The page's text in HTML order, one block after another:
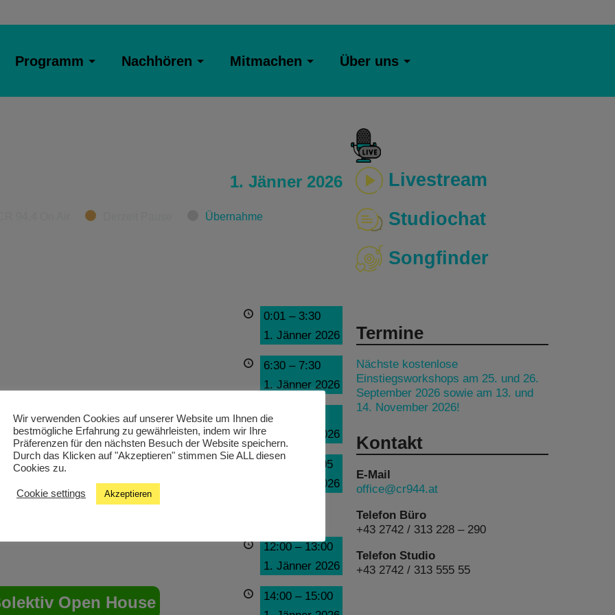
Programm Nachhören Mitmachen Über uns
1. Jänner 2026
Übernahme
0:01 – 3:30
1. Jänner 2026
6:30 – 7:30
1. Jänner 2026
7:30
1. Jänner 2026
10:05
1. Jänner 2026
12:00 – 13:00
1. Jänner 2026
Open House 14:00 – 15:00
Livestream
Studiochat
Songfinder
Termine
Nächste kostenlose
Einstiegsworkshops am 25. und 26.
September 2026 sowie am 13. und
14. November 2026!
Kontakt
E-Mail
office@cr944.at
Telefon Büro
+43 2742 / 313 228 – 290
Telefon Studio
+43 2742 / 313 555 55
Wir verwenden Cookies auf unserer Website um Ihnen die
bestmögliche Erfahrung zu gewährleisten, indem wir Ihre
Präferenzen für den nächsten Besuch der Website speichern.
Durch das Klicken auf "Akzeptieren" stimmen Sie ALL diesen
Cookies zu.
Cookie settings Akzeptieren